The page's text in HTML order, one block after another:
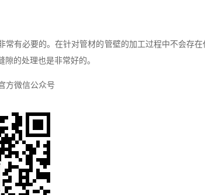
有必要的。在针对管材的管壁的加工过程中不会存在
的处理也是非常好的。
方微信公众号